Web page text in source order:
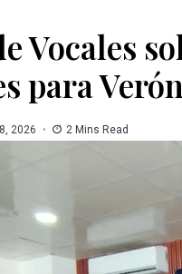
Vocales
para
2026 2 Mins Read